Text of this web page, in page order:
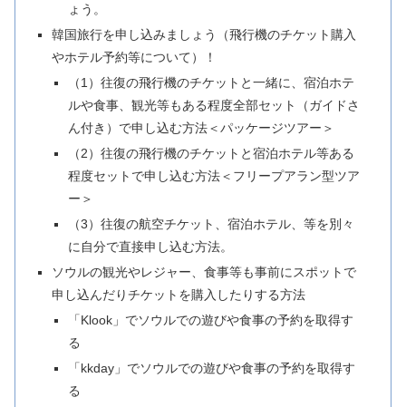
ょう。
韓国旅行を申し込みましょう（飛行機のチケット購入
やホテル予約等について）！
（1）往復の飛行機のチケットと一緒に、宿泊ホテ
ルや食事、観光等もある程度全部セット（ガイドさ
ん付き）で申し込む方法＜パッケージツアー＞
（2）往復の飛行機のチケットと宿泊ホテル等ある
程度セットで申し込む方法＜フリープアラン型ツア
ー＞
（3）往復の航空チケット、宿泊ホテル、等を別々
に自分で直接申し込む方法。
ソウルの観光やレジャー、食事等も事前にスポットで
申し込んだりチケットを購入したりする方法
「Klook」でソウルでの遊びや食事の予約を取得す
る
「kkday」でソウルでの遊びや食事の予約を取得す
る